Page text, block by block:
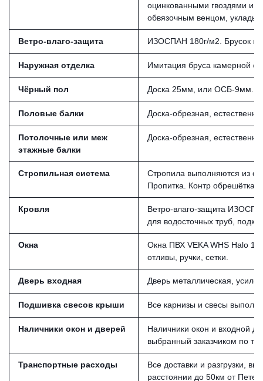
оцинкованными гвоздями и
обвязочным венцом,
Ветро-влаго-защита ИЗОСПАН 180г/м2. Брусок из
Наружная отделка Имитация бруса камерной
Чёрный пол Доска 25мм, или ОСБ-
Половые балки Доска-обрезная,
Потолочные или меж
этажные балки
Доска-обрезная,
Стропильная система
Стропила выполняются из
Пропитка. Контр обрешётка
Кровля
Ветро-влаго-защита
для водосточных труб,
Окна
Окна ПВХ VEKA WHS Halo
отливы, ручки, сетки.
Дверь входная Дверь металлическая,
Подшивка свесов крыши Все карнизы и свесы
Наличники окон и дверей
Наличники окон и входной
выбранный заказчиком по
Транспортные расходы
Все доставки и разгрузки,
расстоянии до 50км от